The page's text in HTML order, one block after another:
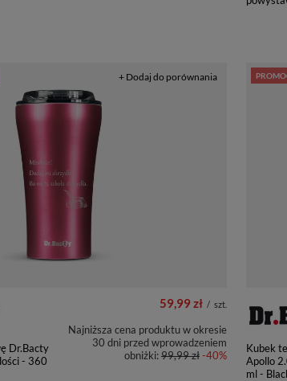
Dr.Bacty
- 360
59,99 zł / szt.
Najniższa cena produktu w okresie
30 dni przed wprowadzeniem
obniżki:99,99 zł-40%
+ Dodaj do porównania
Kubek
Apollo
ml -